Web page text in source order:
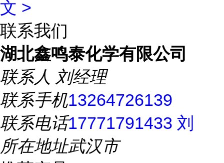
文 >
联系我们
湖北鑫鸣泰化学有限公司
联系人 刘经理
联系手机13264726139
联系电话17771791433 刘
所在地址武汉市